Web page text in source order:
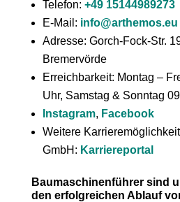
Telefon: +49 15144989273
E-Mail: info@arthemos.eu
Adresse: Gorch-Fock-Str.
Bremervörde
Erreichbarkeit: Montag –
Uhr, Samstag & Sonntag
Instagram, Facebook
Weitere
GmbH: Karriereportal
Baumaschinenführer sind
den erfolgreichen Ablauf